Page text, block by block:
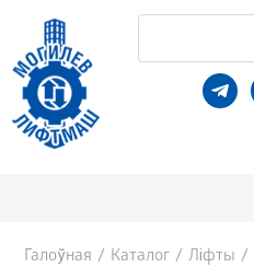
Галоўная / Каталог / Ліфты /